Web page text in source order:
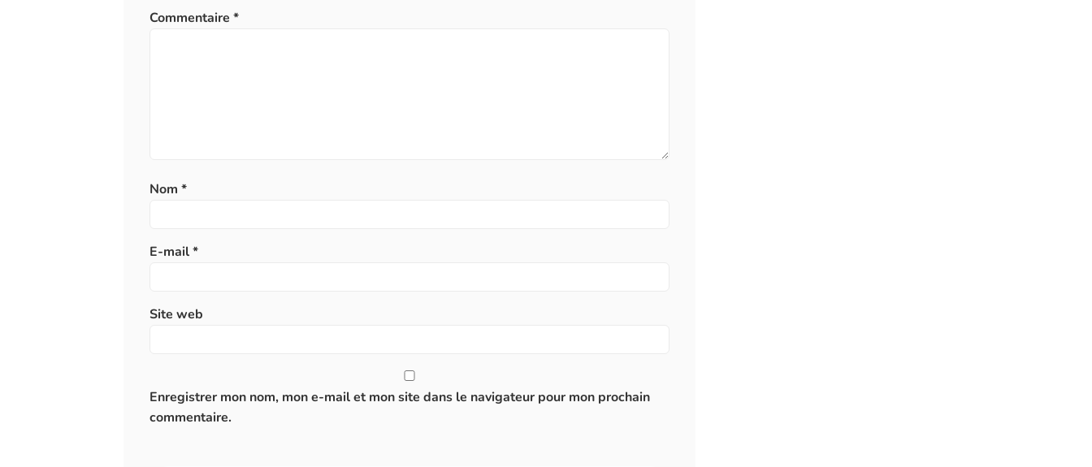
Commentaire *
Nom *
E-mail*
Site web
Enregistrer mon nom, mon e-mail et mon site dans le navigateur pour mon prochain
commentaire.